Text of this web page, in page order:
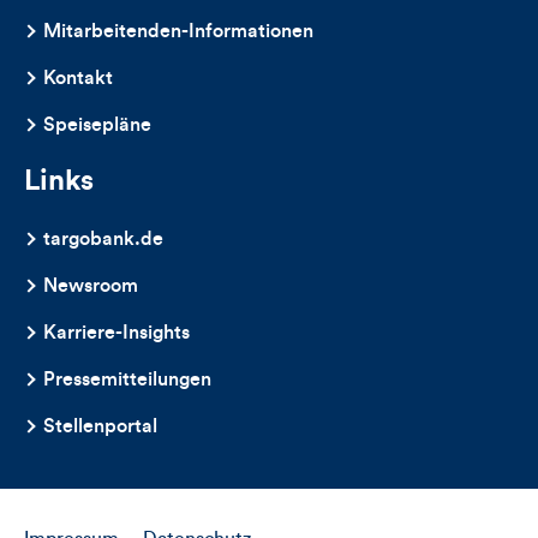
dieses
Artikels
Mitarbeitenden-Informationen
Kontakt
Speisepläne
Links
targobank.de
Newsroom
Karriere-Insights
Pressemitteilungen
Stellenportal